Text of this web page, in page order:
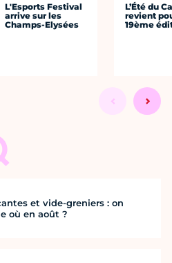
L'Esports Festival
arrive sur les
Champs-Elysées
L’Été du
revient
19ème
et vide-greniers : on
où en août ?